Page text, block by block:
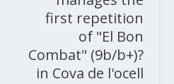
first repetition
of "El Bon
Combat" (9b/b+)?
in Cova de l'ocell